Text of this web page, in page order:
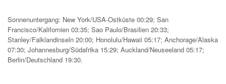
Sonnenuntergang: New York/USA-Ostküste 00:29; San
Francisco/Kalifornien 03:35; Sao Paulo/Brasilien 20:33;
Stanley/Falklandinseln 20:00; Honolulu/Hawaii 05:17; Anchorage/Alaska
07:30; Johannesburg/Südafrika 15:29; Auckland/Neuseeland 05:17;
Berlin/Deutschland 19:30.